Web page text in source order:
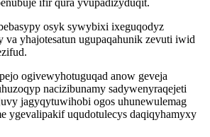
ifir qura yvupadizyduqit.
osyk sywybixi ixeguqodyz
va yhajotesatun ugupaqahunik zevuti iwid
ogivewyhotuguqad anow geveja
nacizibunamy sadywenyraqejeti
jagyqytuwihobi ogos uhunewulemag
ygevalipakif uqudotulecys daqiqyhamyxy